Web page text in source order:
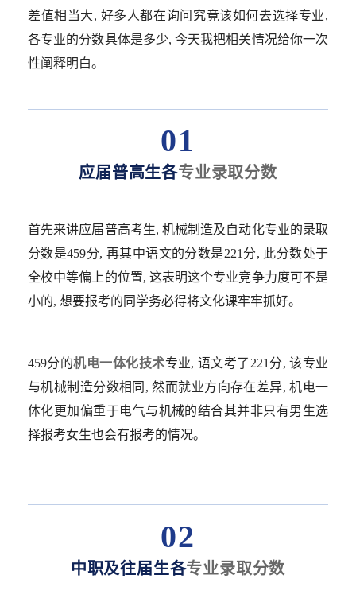
差值相当大, 好多人都在询问究竟该如何去选择专业,
各专业的分数具体是多少, 今天我把相关情况给你一次
性阐释明白。
01
应届普高生各专业录取分数
首先来讲应届普高考生, 机械制造及自动化专业的录取
分数是459分, 再其中语文的分数是221分, 此分数处于
全校中等偏上的位置, 这表明这个专业竞争力度可不是
小的, 想要报考的同学务必得将文化课牢牢抓好。
459分的机电一体化技术专业, 语文考了221分, 该专业
与机械制造分数相同, 然而就业方向存在差异, 机电一
体化更加偏重于电气与机械的结合其并非只有男生选
择报考女生也会有报考的情况。
02
中职及往届生各专业录取分数